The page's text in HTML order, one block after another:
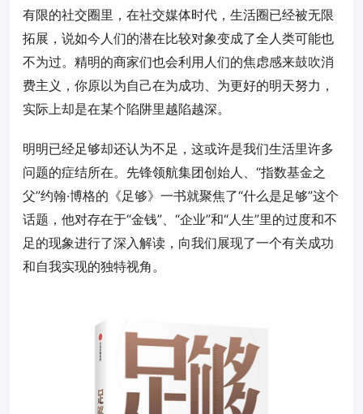
有限的社交圈里，在社交媒体时代，生活圈已经被无限
拓展，说如今人们的潜在比较对象变成了全人类可能也
不为过。精明的商家们也会利用人们的焦虑感来鼓吹消
费主义，你原以为自己在为成功、为更好的明天努力，
实际上却是在某个陷阱里越陷越深。
明明已经足够却还认为不足，这或许是我们生活里许多
问题的症结所在。先锋领航集团创始人、“指数基金之
父”约翰·博格的《足够》一书就聚焦了“什么是足够”这个
话题，他对存在于“金钱”、“企业”和“人生”里的过度和不
足的现象进行了深入解读，向我们展现了一个有关成功
和自我实现的独特视角。